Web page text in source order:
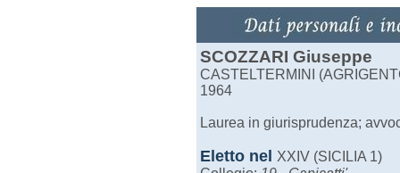
SCOZZARI Giuseppe
CASTELTERMINI
1964
Laurea in giurisprudenza;
Eletto nel
XXIV (SICILIA 1)